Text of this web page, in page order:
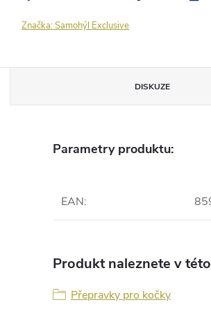
Značka:Samohýl Exclusive
DISKUZE
Parametry produktu:
EAN:
Produkt naleznete v
Přepravky pro kočky